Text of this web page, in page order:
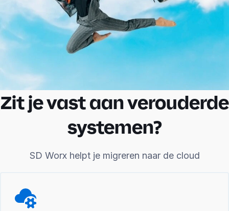
Zit je vast aan verouderde
systemen?
SD Worx helpt je migreren naar de cloud